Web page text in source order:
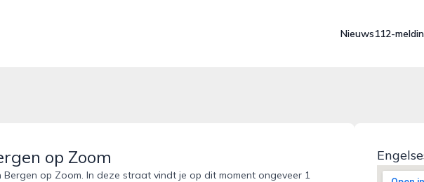
Nieuws112-
op Zoom
op Zoom. In deze straat vindt je op dit moment ongeveer 1